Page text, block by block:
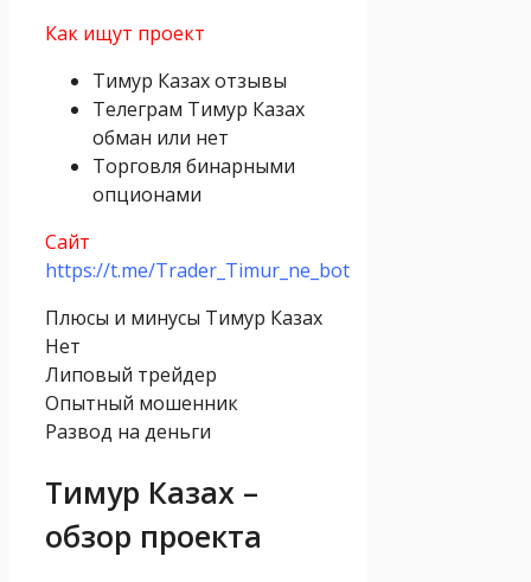
Как ищут проект
Тимур Казах отзывы
Телеграм Тимур Казах
обман или нет
Торговля бинарными
опционами
Сайт
https://t.me/Trader_Timur_ne_bot
Плюсы и минусы Тимур Казах
Нет
Липовый трейдер
Опытный мошенник
Развод на деньги
Тимур Казах –
обзор проекта